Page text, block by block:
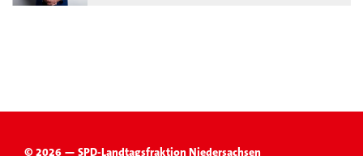
© 2026 — SPD-Landtagsfraktion Niedersachsen